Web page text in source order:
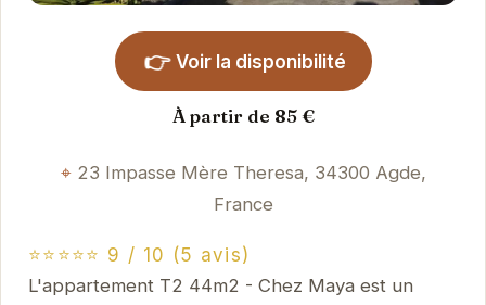
👉 Voir la disponibilité
À partir de 85 €
23 Impasse Mère Theresa, 34300 Agde,
France
⭐⭐⭐⭐⭐ 9 / 10 (5 avis)
L'appartement T2 44m2 - Chez Maya est un